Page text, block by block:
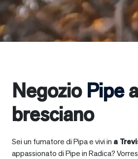
Negozio Pipe
bresciano
Sei un fumatore di Pipa e vivi in a
appassionato di Pipe in Radica?